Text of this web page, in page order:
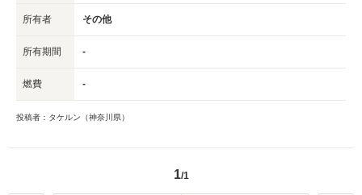
所有者 その他
所有期間 -
燃費 -
投稿者：タケルン（神奈川県）
1/1